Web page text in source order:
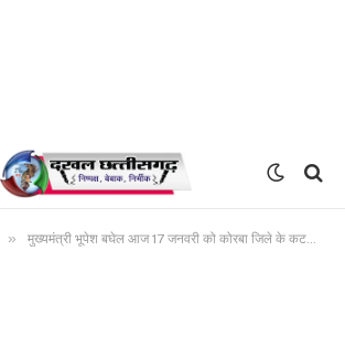
» मुख्यमंत्री भूपेश बघेल आज 17 जनवरी को कोरबा जिले के कटघोरा विधानसभा क्षेत्र में करेंगे भेंट-मुलाकात